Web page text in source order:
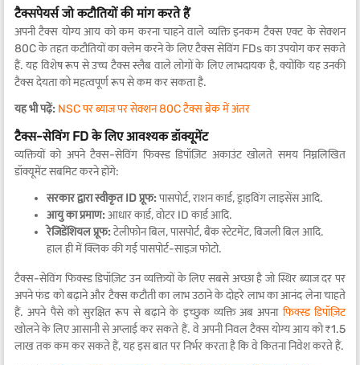
टैक्सपेयर्स जो कटौतियों की मांग करते हैं
अपनी टैक्स योग्य आय को कम करना चाहने वाले व्यक्ति इनकम टैक्स एक्ट के सेक्शन
80C के तहत कटौतियों का क्लेम करने के लिए टैक्स सेविंग FDs का उपयोग कर सकते
हैं. यह विशेष रूप से उच्च टैक्स स्लैब वाले लोगों के लिए लाभदायक है, क्योंकि यह उनकी
टैक्स देयता को महत्वपूर्ण रूप से कम कर सकता है.
यह भी पढ़ें: NSC पर ब्याज पर सेक्शन 80C टैक्स ब्रेक में अंतर
टैक्स-सेविंग FD के लिए आवश्यक डॉक्यूमेंट
व्यक्तियों को अपने टैक्स-सेविंग फिक्स्ड डिपॉज़िट अकाउंट खोलते समय निम्नलिखित
डॉक्यूमेंट सबमिट करने होंगे:
सरकार द्वारा स्वीकृत ID प्रूफ: पासपोर्ट, राशन कार्ड, ड्राइविंग लाइसेंस आदि.
आयु का प्रमाण: आधार कार्ड, वोटर ID कार्ड आदि.
रेजिडेंशियल प्रूफ: टेलीफोन बिल, पासपोर्ट, बैंक स्टेटमेंट, बिजली बिल आदि.
हाल ही में क्लिक की गई पासपोर्ट-साइज़ फोटो.
टैक्स-सेविंग फिक्स्ड डिपॉज़िट उन व्यक्तियों के लिए सबसे अच्छा है जो स्थिर ब्याज दर पर
अपने फंड को बढ़ाने और टैक्स कटौती का लाभ उठाने के दोहरे लाभ का आनंद लेना चाहते
हैं. अपने पैसे को सुरक्षित रूप से बढ़ाने के इच्छुक व्यक्ति अब अपनाफिक्स्ड डिपॉज़िट
खोलने के लिए आसानी से अप्लाई कर सकते हैं. वे अपनी निवल टैक्स योग्य आय को ₹1.5
लाख तक कम कर सकते हैं, यह इस बात पर निर्भर करता है कि वे कितना निवेश करते हैं.